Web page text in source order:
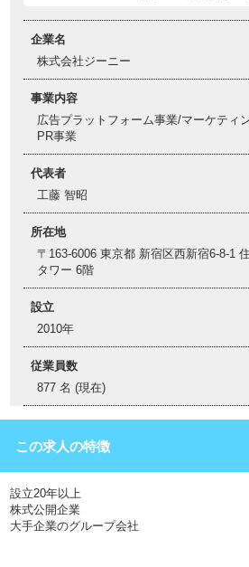
企業名
株式会社ジーニー
事業内容
広告プラットフォーム事業/マーケティ
PR事業
代表者
工藤 智昭
所在地
〒163-6006 東京都 新宿区西新宿6-8-1
タワー 6階
設立
2010年
従業員数
877 名 (現在)
この求人の特徴
設立20年以上
株式公開企業
大手企業のグループ会社